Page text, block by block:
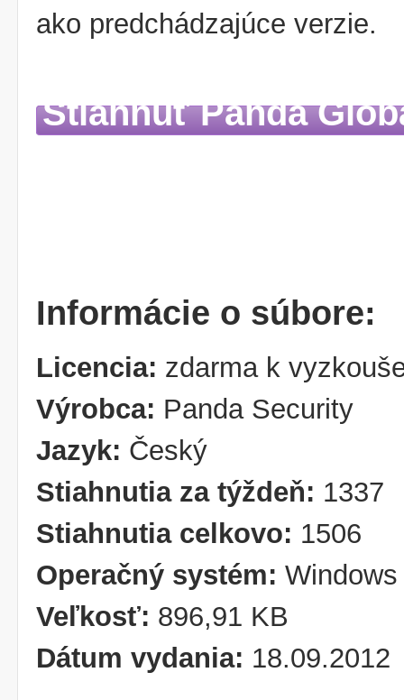
ako predchádzajúce verzie.
Stiahnuť Panda
Informácie o súbore:
Licencia: zdarma k
Výrobca: Panda Security
Jazyk: Český
Stiahnutia za týždeň: 1337
Stiahnutia celkovo: 1506
Operačný systém:
Veľkosť: 896,91 KB
Dátum vydania: 18.09.2012